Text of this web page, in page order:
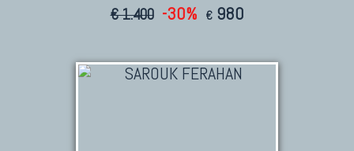
€ 1.400 -30% € 980